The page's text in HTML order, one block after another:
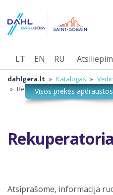
LT EN RU
dahlgera.lt » Katalogas »
» Rekuperatoriai
Atsiprašome, informacija